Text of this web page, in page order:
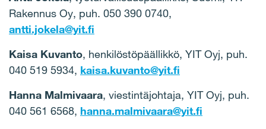
Rakennus Oy, puh. 050 390 0740,
antti.jokela@yit.fi
Kaisa Kuvanto, henkilöstöpäällikkö, YIT Oyj, puh.
040 519 5934, kaisa.kuvanto@yit.fi
Hanna Malmivaara, viestintäjohtaja, YIT Oyj, puh.
040 561 6568, hanna.malmivaara@yit.fi